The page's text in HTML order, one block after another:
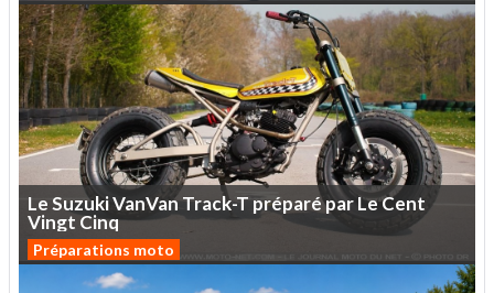
LeSuzukiVanVanTrack-TpréparéparLeCent
VingtCinq
Préparations moto